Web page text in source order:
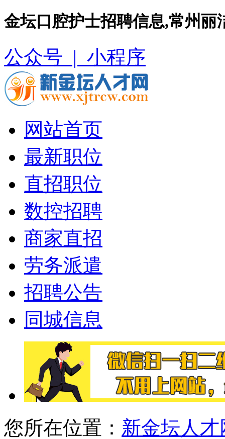
金坛口腔护士招聘信息,常州
公众号 | 小程序
网站首页
最新职位
直招职位
数控招聘
商家直招
劳务派遣
招聘公告
同城信息
您所在位置： 新金坛人才